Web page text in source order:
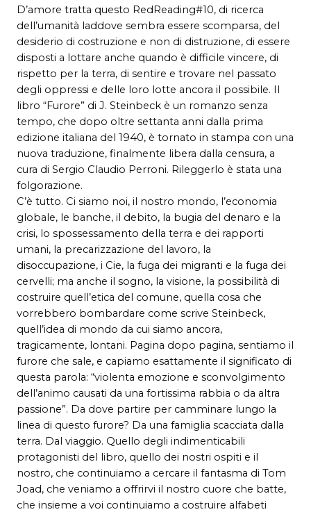
D’amore tratta questo RedReading#10, di ricerca
dell’umanità laddove sembra essere scomparsa, del
desiderio di costruzione e non di distruzione, di essere
disposti a lottare anche quando è difficile vincere, di
rispetto per la terra, di sentire e trovare nel passato
degli oppressi e delle loro lotte ancora il possibile. Il
libro “Furore” di J. Steinbeck è un romanzo senza
tempo, che dopo oltre settanta anni dalla prima
edizione italiana del 1940, è tornato in stampa con una
nuova traduzione, finalmente libera dalla censura, a
cura di Sergio Claudio Perroni. Rileggerlo è stata una
folgorazione.
C’è tutto. Ci siamo noi, il nostro mondo, l’economia
globale, le banche, il debito, la bugia del denaro e la
crisi, lo spossessamento della terra e dei rapporti
umani, la precarizzazione del lavoro, la
disoccupazione, i Cie, la fuga dei migranti e la fuga dei
cervelli; ma anche il sogno, la visione, la possibilità di
costruire quell’etica del comune, quella cosa che
vorrebbero bombardare come scrive Steinbeck,
quell’idea di mondo da cui siamo ancora,
tragicamente, lontani. Pagina dopo pagina, sentiamo il
furore che sale, e capiamo esattamente il significato di
questa parola: “violenta emozione e sconvolgimento
dell’animo causati da una fortissima rabbia o da altra
passione”. Da dove partire per camminare lungo la
linea di questo furore? Da una famiglia scacciata dalla
terra. Dal viaggio. Quello degli indimenticabili
protagonisti del libro, quello dei nostri ospiti e il
nostro, che continuiamo a cercare il fantasma di Tom
Joad, che veniamo a offrirvi il nostro cuore che batte,
che insieme a voi continuiamo a costruire alfabeti